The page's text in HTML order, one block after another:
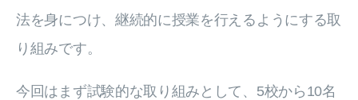
法を身につけ、継続的に授業を行えるようにする取
り組みです。
今回はまず試験的な取り組みとして、5校から10名